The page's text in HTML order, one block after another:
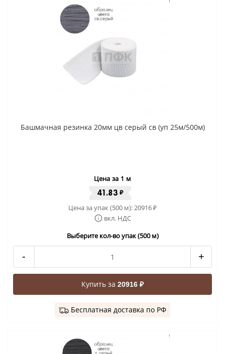
Башмачная резинка 20мм цв серый св (уп 25м/500м)
Цена за 1 м
41.83 ₽
Цена за упак (500 м):20916₽
вкл. НДС
Выберите кол-во упак (500 м)
- +
Купить за 20916 ₽
Бесплатная доставка по РФ